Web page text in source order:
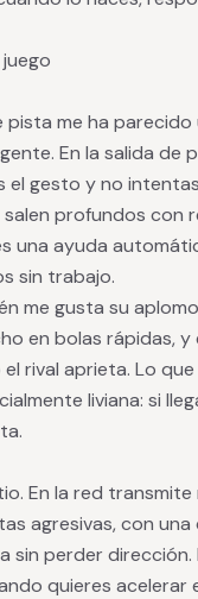
pista me ha parecido
En la salida de
el gesto y no
profundos con
una ayuda
sin trabajo.
me gusta su
en bolas rápidas, y
rival aprieta. Lo
liviana: si
En la red transmite
agresivas, con una
sin perder dirección.
quieres acelerar